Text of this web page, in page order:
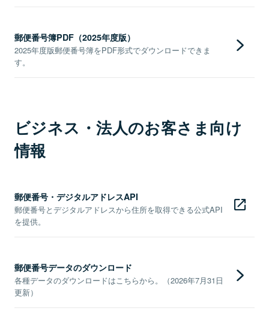
郵便番号簿PDF（2025年度版）
2025年度版郵便番号簿をPDF形式でダウンロードできま
す。
ビジネス・法人のお客さま向け
情報
郵便番号・デジタルアドレスAPI
郵便番号とデジタルアドレスから住所を取得できる公式API
を提供。
郵便番号データのダウンロード
各種データのダウンロードはこちらから。（2026年7月31日
更新）